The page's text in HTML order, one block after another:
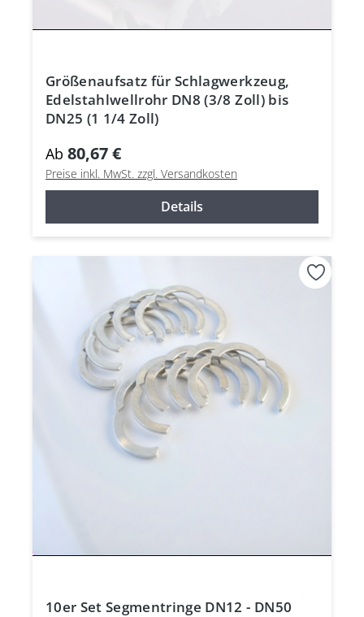
Größenaufsatz für Schlagwerkzeug,
Edelstahlwellrohr DN8 (3/8 Zoll) bis
DN25 (1 1/4 Zoll)
Ab 80,67 €
Preise inkl. MwSt. zzgl. Versandkosten
Details
10er Set Segmentringe DN12 - DN50